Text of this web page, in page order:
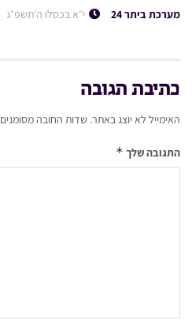
מערכת ביתר 24 י״א בכסלו ה׳תשפ״ג
כתיבת תגובה
האימייל לא יוצג באתר. שדות החובה מסומנים
התגובה שלך *